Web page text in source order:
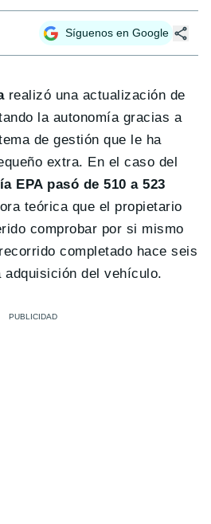
Síguenos en Google
realizó una actualización de
la autonomía gracias a
de gestión que le ha
extra. En el caso del
EPA pasó de 510 a 523
teórica que el propietario
comprobar por si mismo
completado hace seis
adquisición del vehículo.